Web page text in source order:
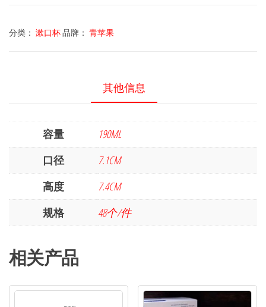
分类： 漱口杯品牌： 青苹果
其他信息
容量
190ML
口径
7.1CM
高度
7.4CM
规格
48个/件
相关产品